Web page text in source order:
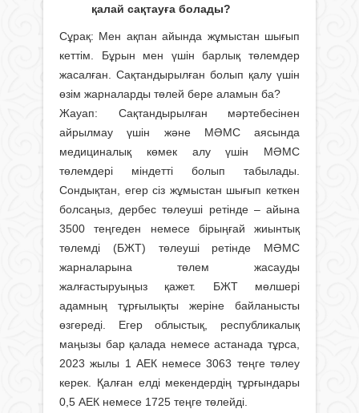
қалай сақтауға болады?
Сұрақ: Мен ақпан айында жұмыстан шығып
кеттім. Бұрын мен үшін барлық төлемдер
жасалған. Сақтандырылған болып қалу үшін
өзім жарналарды төлей бере аламын ба?
Жауап: Сақтандырылған мәртебесінен
айрылмау үшін және МӘМС аясында
медициналық көмек алу үшін МӘМС
төлемдері міндетті болып табылады.
Сондықтан, егер сіз жұмыстан шығып кеткен
болсаңыз, дербес төлеуші ретінде – айына
3500 теңгеден немесе бірыңғай жиынтық
төлемді (БЖТ) төлеуші ретінде МӘМС
жарналарына төлем жасауды
жалғастыруыңыз қажет. БЖТ мөлшері
адамның тұрғылықты жеріне байланысты
өзгереді. Егер облыстық, республикалық
маңызы бар қалада немесе астанада тұрса,
2023 жылы 1 АЕК немесе 3063 теңге төлеу
керек. Қалған елді мекендердің тұрғындары
0,5 АЕК немесе 1725 теңге төлейді.